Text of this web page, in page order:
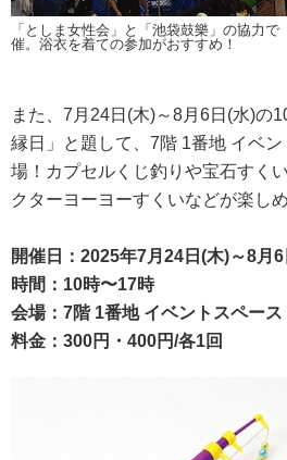
「としま女性会」と「池袋鼓樂」の協力
催。浴衣を着ての参加がおすすめ！
また、7月24日(木)～8月6日(水)の
縁日」と題して、7階 1番地 イベ
場！カプセルくじ釣りや宝石すく
クターヨーヨーすくいなどが楽しめ
開催日：2025年7月24日(木)～8月
時間：10時〜17時
会場：7階 1番地 イベントスペース
料金：300円・400円/各1回